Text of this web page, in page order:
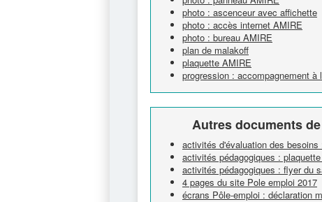
photo : ascenceur avec affichette
photo : accès internet AMIRE
photo : bureau AMIRE
plan de malakoff
plaquette AMIRE
progression : accompagnement à
Autres documents
activités d'évaluation des besoins
activités pédagogiques :
activités pédagogiques : flyer du
4 pages du site Pole emploi 2017
écrans Pôle-emploi : déclaration